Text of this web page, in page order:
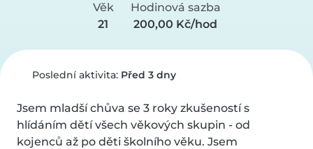
Věk
21
Hodinová sazba
200,00 Kč/hod
Poslední aktivita: Před 3 dny
Jsem mladší chůva se 3 roky zkušeností s
hlídáním dětí všech věkových skupin - od
kojenců až po děti školního věku. Jsem